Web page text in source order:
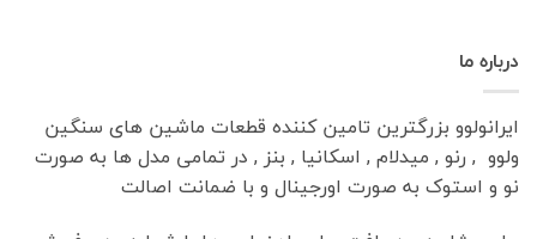
درباره ما
ایرانولوو بزرگترین تامین کننده قطعات ماشین های سنگین
ولوو , رنو , میدلام , اسکانیا , بنز , در تمامی مدل ها به صورت
نو و استوک به صورت اورجینال و با ضمانت اصالت